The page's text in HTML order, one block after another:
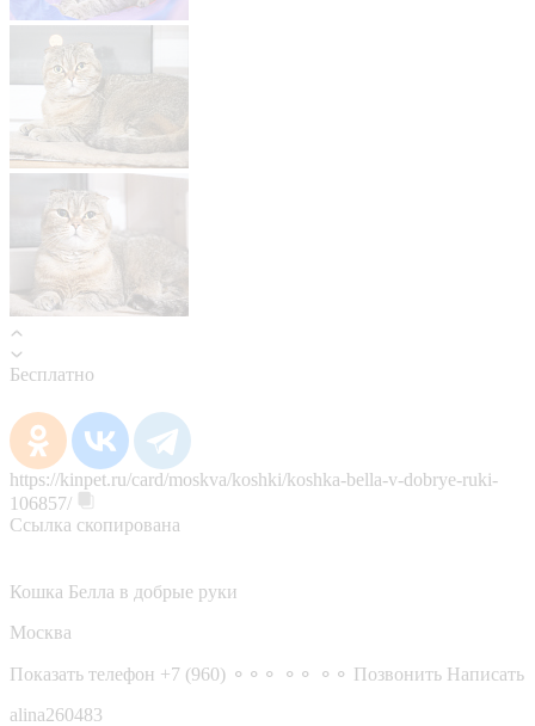
Бесплатно
https://kinpet.ru/card/moskva/koshki/koshka-bella-v-dobrye-ruki-
106857/
Ссылка скопирована
Кошка Белла в добрые руки
Москва
Показать телефон +7 (960) ⚬⚬⚬ ⚬⚬ ⚬⚬ Позвонить Написать
alina260483